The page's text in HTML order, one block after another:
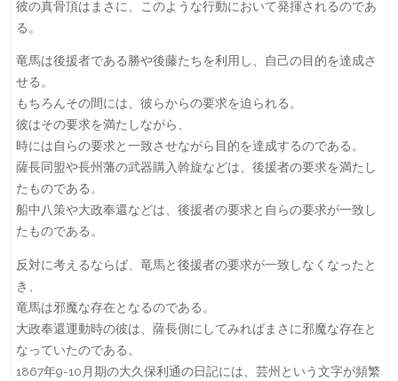
彼の真骨頂はまさに、このような行動において発揮されるのであ
る。
竜馬は後援者である勝や後藤たちを利用し、自己の目的を達成さ
せる。
もちろんその間には、彼らからの要求を迫られる。
彼はその要求を満たしながら、
時には自らの要求と一致させながら目的を達成するのである。
薩長同盟や長州藩の武器購入斡旋などは、後援者の要求を満たし
たものである。
船中八策や大政奉還などは、後援者の要求と自らの要求が一致し
たものである。
反対に考えるならば、竜馬と後援者の要求が一致しなくなったと
き、
竜馬は邪魔な存在となるのである。
大政奉還運動時の彼は、薩長側にしてみればまさに邪魔な存在と
なっていたのである。
1867年9-10月期の大久保利通の日記には、芸州という文字が頻繁